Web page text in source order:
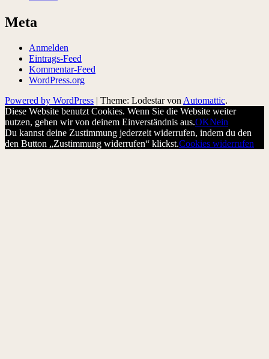
Meta
Anmelden
Eintrags-Feed
Kommentar-Feed
WordPress.org
Powered by WordPress | Theme: Lodestar von Automattic.
Diese Website benutzt Cookies. Wenn Sie die Website weiter
nutzen, gehen wir von deinem Einverständnis aus.OKNein
Du kannst deine Zustimmung jederzeit widerrufen, indem du den
den Button „Zustimmung widerrufen“ klickst.Cookies widerrufen